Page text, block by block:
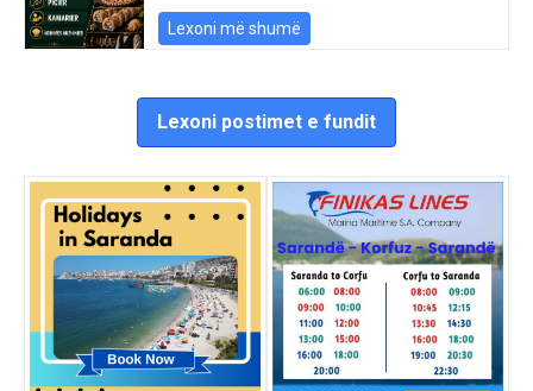
Lexoni më shumë
Lexoni postimet e fundit